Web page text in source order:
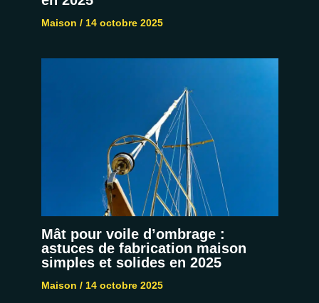
Maison / 14 octobre 2025
Mât pour voile d’ombrage :
astuces de fabrication maison
simples et solides en 2025
Maison / 14 octobre 2025